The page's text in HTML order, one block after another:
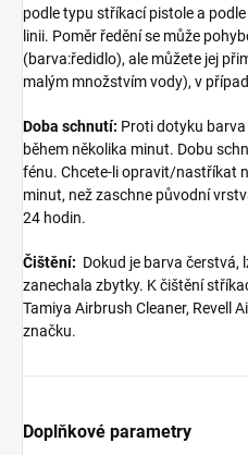
podle typu stříkací pistole a
linii. Poměr ředění se může
(barva:ředidlo), ale můžete jej
malým množstvím vody), v
Doba schnutí: Proti dotyku
během několika minut. Dobu
fénu. Chcete-li opravit/nastříkat
minut, než zaschne původní
24 hodin.
Čištění: Dokud je barva čerstvá,
zanechala zbytky. K čištění
Tamiya Airbrush Cleaner, Revell
značku.
Doplňkové parametry